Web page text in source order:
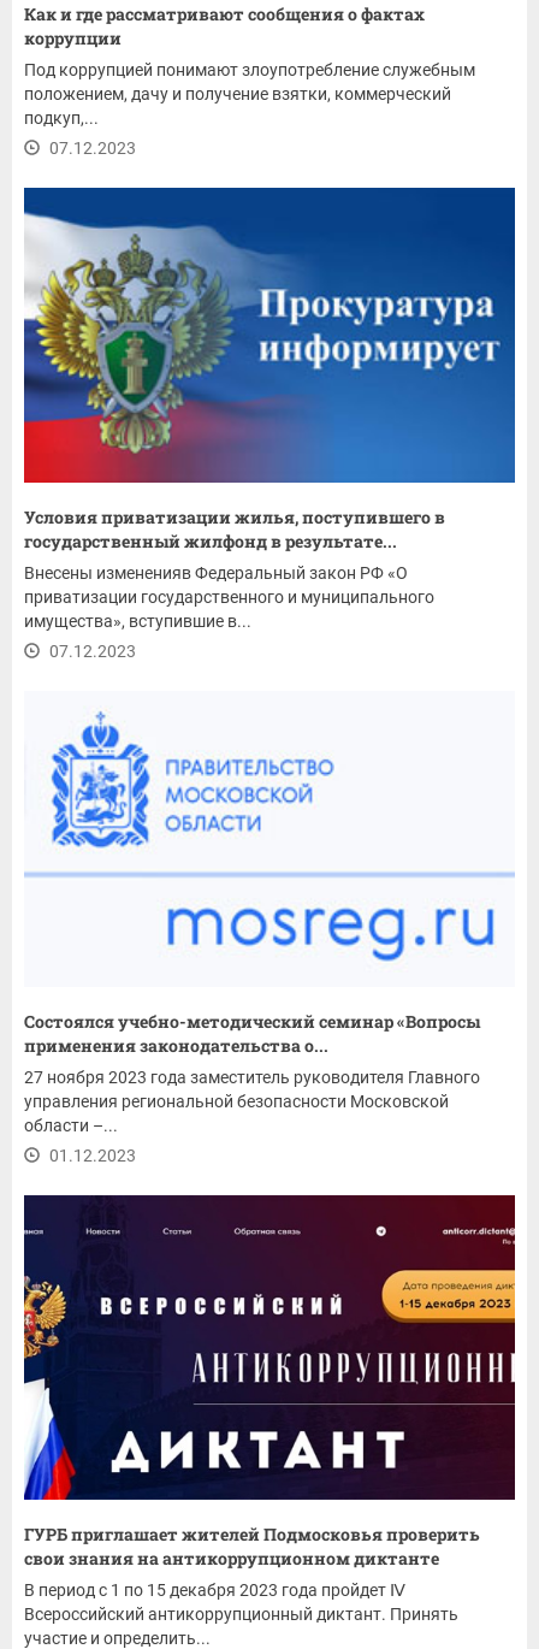
Как и где рассматривают сообщения о фактах
коррупции
Под коррупцией понимают злоупотребление служебным
положением, дачу и получение взятки, коммерческий
подкуп,...
07.12.2023
Условия приватизации жилья, поступившего в
государственный жилфонд в результате...
Внесены измененияв Федеральный закон РФ «О
приватизации государственного и муниципального
имущества», вступившие в...
07.12.2023
Состоялся учебно-методический семинар «Вопросы
применения законодательства о...
27 ноября 2023 года заместитель руководителя Главного
управления региональной безопасности Московской
области –...
01.12.2023
ГУРБ приглашает жителей Подмосковья проверить
свои знания на антикоррупционном диктанте
В период с 1 по 15 декабря 2023 года пройдет Ⅳ
Всероссийский антикоррупционный диктант. Принять
участие и определить...